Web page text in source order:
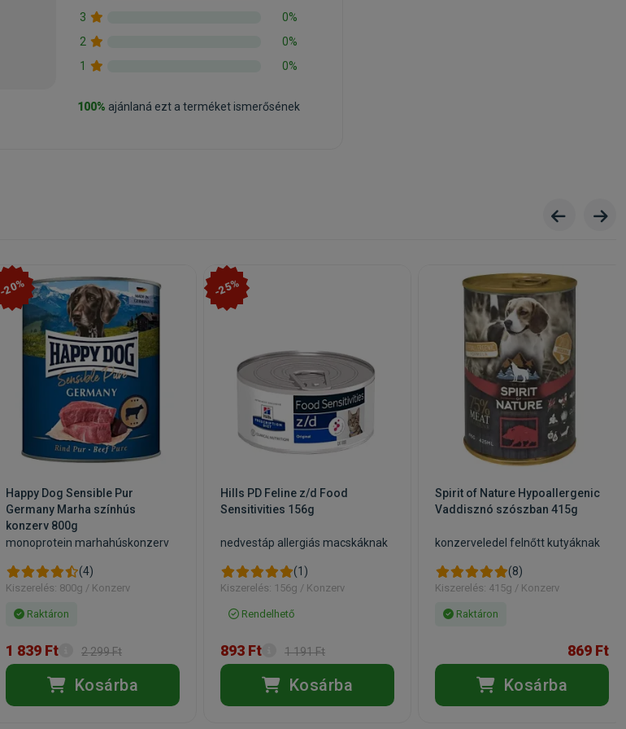
3
0%
2
0%
1
0%
100% ajánlaná ezt a terméket ismerősének
-20%
Happy Dog Sensible Pur
Germany Marha színhús
konzerv 800g
monoprotein marhahúskonzerv
(4)
Kiszerelés: 800g / Konzerv
Raktáron
1 839 Ft 2 299 Ft
Kosárba
-25%
Hills PD Feline z/d Food
Sensitivities 156g
nedvestáp allergiás macskáknak
(1)
Kiszerelés: 156g / Konzerv
Rendelhető
893 Ft 1 191 Ft
Kosárba
Spirit of Nature Hypoallergenic
Vaddisznó szószban 415g
konzerveledel felnőtt kutyáknak
(8)
Kiszerelés: 415g / Konzerv
Raktáron
869 Ft
Kosárba